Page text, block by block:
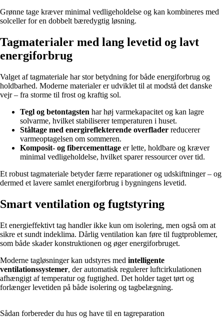
Grønne tage kræver minimal vedligeholdelse og kan kombineres med
solceller for en dobbelt bæredygtig løsning.
Tagmaterialer med lang levetid og lavt
energiforbrug
Valget af tagmateriale har stor betydning for både energiforbrug og
holdbarhed. Moderne materialer er udviklet til at modstå det danske
vejr – fra storme til frost og kraftig sol.
Tegl og betontagsten har høj varmekapacitet og kan lagre
solvarme, hvilket stabiliserer temperaturen i huset.
Ståltage med energireflekterende overflader reducerer
varmeoptagelsen om sommeren.
Komposit- og fibercementtage er lette, holdbare og kræver
minimal vedligeholdelse, hvilket sparer ressourcer over tid.
Et robust tagmateriale betyder færre reparationer og udskiftninger – og
dermed et lavere samlet energiforbrug i bygningens levetid.
Smart ventilation og fugtstyring
Et energieffektivt tag handler ikke kun om isolering, men også om at
sikre et sundt indeklima. Dårlig ventilation kan føre til fugtproblemer,
som både skader konstruktionen og øger energiforbruget.
Moderne tagløsninger kan udstyres med intelligente
ventilationssystemer, der automatisk regulerer luftcirkulationen
afhængigt af temperatur og fugtighed. Det holder taget tørt og
forlænger levetiden på både isolering og tagbelægning.
Sådan forbereder du hus og have til en tagreparation